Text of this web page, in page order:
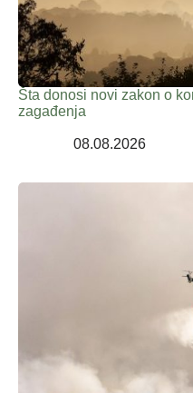
Šta donosi novi zakon o
zagađenja
08.08.2026